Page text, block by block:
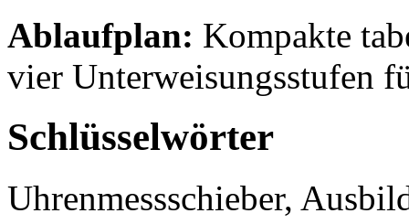
Ablaufplan: Kompakte
vier Unterweisungsstufen
Schlüsselwörter
Uhrenmessschieber,